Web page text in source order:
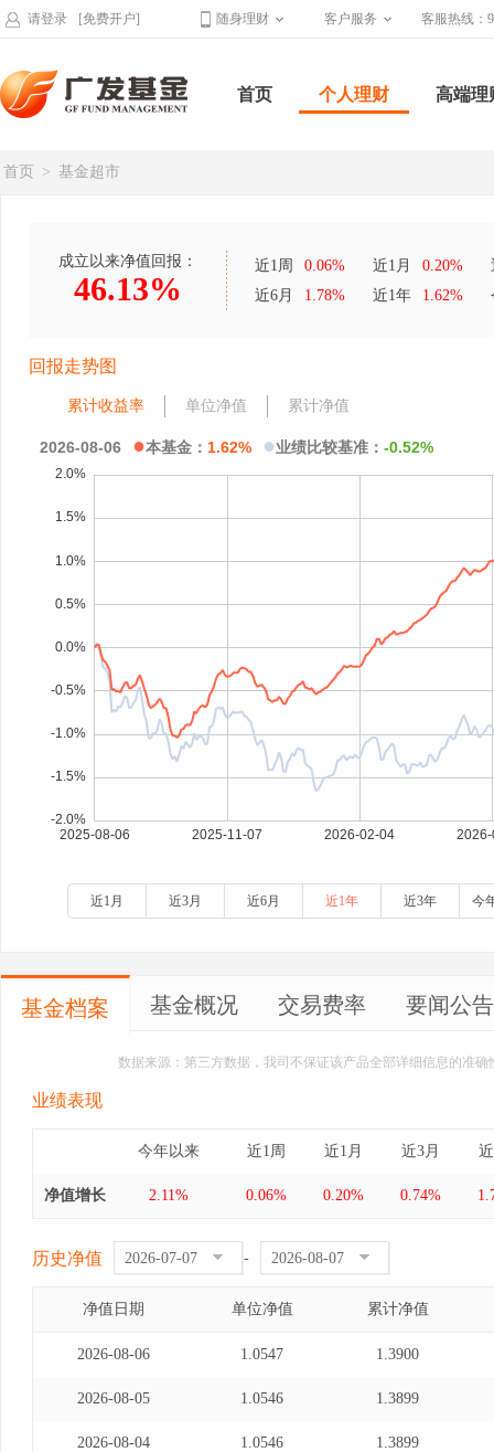
请登录 [免费开户] 随身理财 客户服务 客服热线：
首页 个人理财 高端理
首页 > 基金超市
成立以来净值回报：
46.13%
近1周 0.06% 近1月 0.20%
近6月
1.78% 近1年 1.62%
回报走势图
累计收益率 单位净值 累计净值
2026-08-06 ●本基金： 1.62% ●业绩比较基准： -0.52%
近1月 近3月 近6月 近1年 近3年 今
基金档案 基金概况 交易费率 要闻公告
数据来源：第三方数据，我司不保证该产品全部详细信息的准
业绩表现
今年以来 近1周 近1月 近3月
净值增长 2.11% 0.06% 0.20% 0.74%
历史净值 -
净值日期 单位净值 累计净值
2026-08-06 1.0547 1.3900
2026-08-05 1.0546 1.3899
2026-08-04 1.0546 1.3899